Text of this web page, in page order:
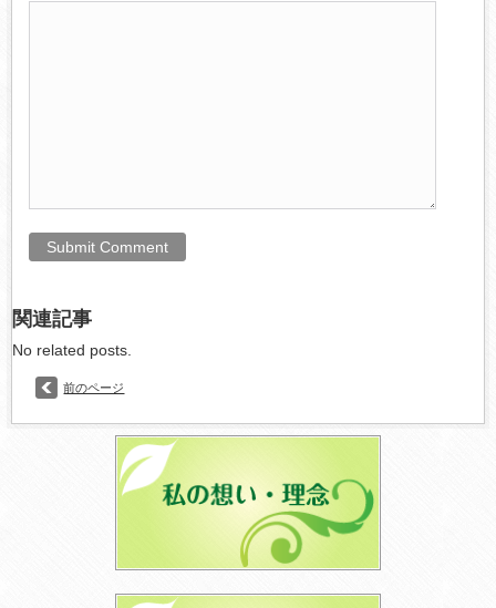
関連記事
No related posts.
前のページ